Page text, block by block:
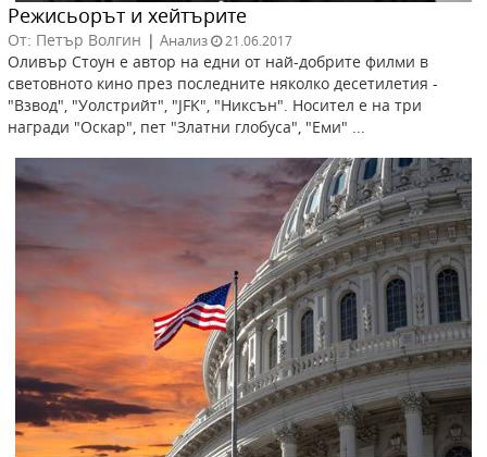
Режисьорът и хейтърите
От: Петър Волгин | Анализ 21.06.2017
Оливър Стоун е автор на едни от най-добрите филми в
световното кино през последните няколко десетилетия -
"Взвод", "Уолстрийт", "JFK", "Никсън". Носител е на три
награди "Оскар", пет "Златни глобуса", "Еми" ...